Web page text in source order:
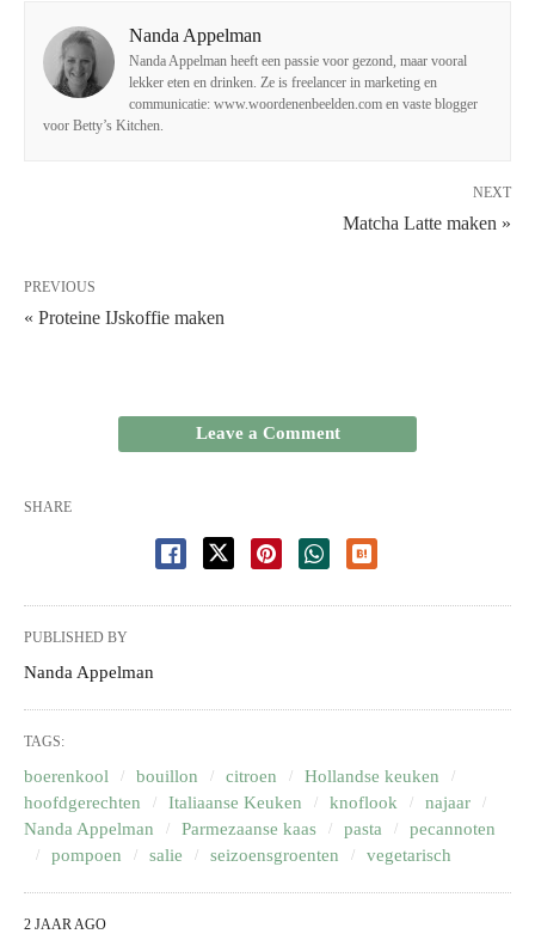
Nanda Appelman
Nanda Appelman heeft een passie voor gezond, maar vooral
lekker eten en drinken. Ze is freelancer in marketing en
communicatie: www.woordenenbeelden.com en vaste blogger
voor Betty’s Kitchen.
NEXT
Matcha Latte maken »
PREVIOUS
« Proteine IJskoffie maken
Leave a Comment
SHARE
PUBLISHED BY
Nanda Appelman
TAGS:
boerenkool bouillon citroen
Hollandse keuken
hoofdgerechten
Italiaanse Keuken knoflook
najaar
Nanda Appelman
Parmezaanse kaas pasta
pecannoten
pompoen
salie seizoensgroenten vegetarisch
2 JAAR AGO